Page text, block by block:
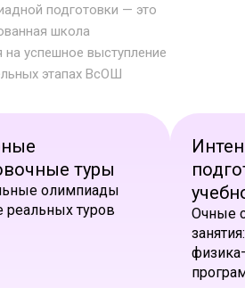
подготовки — это
школа
на успешное выступление
этапах ВсОШ
туры
олимпиады
реальных туров
Очные